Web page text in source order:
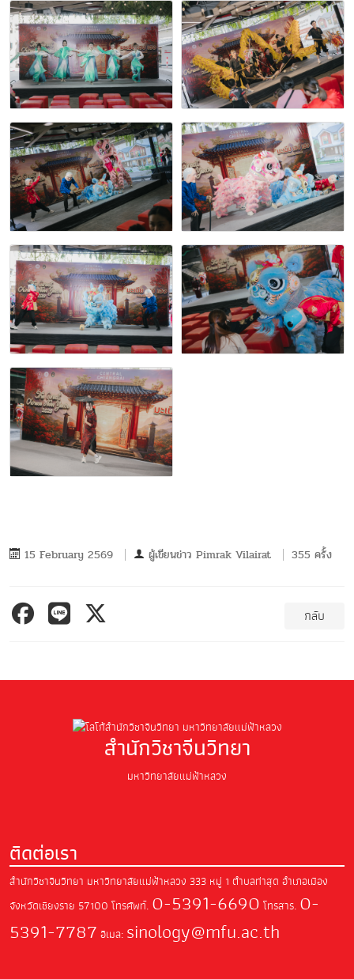
15 February 2569 ผู้เขียนข่าว Pimrak Vilairat 355 ครั้ง
กลับ
สำนักวิชาจีนวิทยา
มหาวิทยาลัยแม่ฟ้าหลวง
ติดต่อเรา
สำนักวิชาจีนวิทยา มหาวิทยาลัยแม่ฟ้าหลวง 333 หมู่ 1 ตำบลท่าสุด อำเภอเมือง
จังหวัดเชียงราย 57100 โทรศัพท์. 0-5391-6690 โทรสาร. 0-
5391-7787 อีเมล: sinology@mfu.ac.th